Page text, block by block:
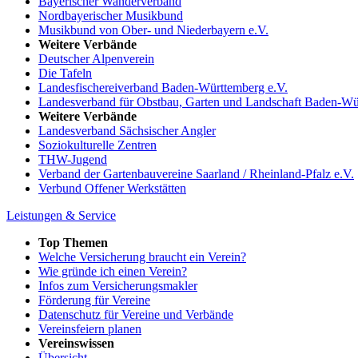
Nordbayerischer Musikbund
Musikbund von Ober- und Niederbayern e.V.
Weitere Verbände
Deutscher Alpenverein
Die Tafeln
Landesfischereiverband Baden-Württemberg e.V.
Landesverband für Obstbau, Garten und Landschaft Baden-
Weitere Verbände
Landesverband Sächsischer Angler
Soziokulturelle Zentren
THW-Jugend
Verband der Gartenbauvereine Saarland / Rheinland-Pfalz e.V.
Verbund Offener Werkstätten
Leistungen & Service
Top Themen
Welche Versicherung braucht ein Verein?
Wie gründe ich einen Verein?
Infos zum Versicherungsmakler
Förderung für Vereine
Datenschutz für Vereine und Verbände
Vereinsfeiern planen
Vereinswissen